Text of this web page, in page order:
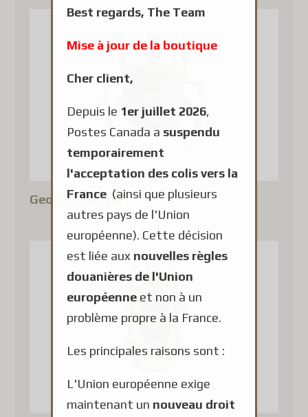
Geotrupidae(1)
Best regards, The Team
Mise à jour de la boutique
Cher client,
Depuis le 1er juillet 2026,
Postes Canada a suspendu
temporairement
l'acceptation des colis vers la
France (ainsi que plusieurs
autres pays de l'Union
européenne). Cette décision
est liée aux nouvelles règles
douanières de l'Union
européenne et non à un
problème propre à la France.
Les principales raisons sont :
L'Union européenne exige
maintenant un nouveau droit